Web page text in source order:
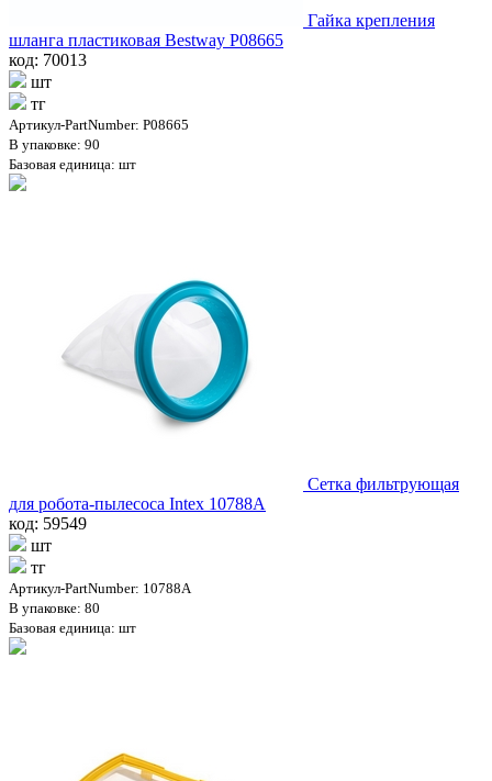
Гайка крепления
шланга пластиковая Bestway P08665
код: 70013
шт
тг
Артикул-PartNumber: P08665
В упаковке: 90
Базовая единица: шт
Сетка фильтрующая
для робота-пылесоса Intex 10788A
код: 59549
шт
тг
Артикул-PartNumber: 10788A
В упаковке: 80
Базовая единица: шт